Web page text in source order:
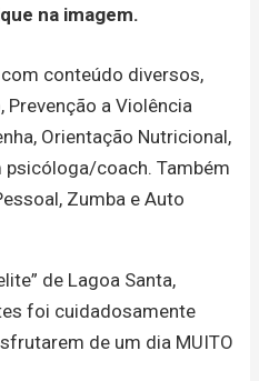
na imagem.
conteúdo diversos,
a Violência
Orientação Nutricional,
coach. Também
Zumba e Auto
de Lagoa Santa,
foi cuidadosamente
de um dia MUITO